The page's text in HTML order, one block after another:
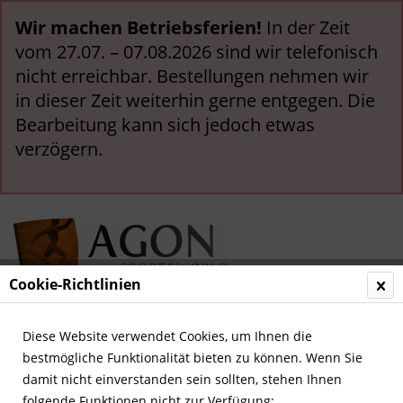
Wir machen Betriebsferien! In der Zeit
vom 27.07. – 07.08.2026 sind wir telefonisch
nicht erreichbar. Bestellungen nehmen wir
in dieser Zeit weiterhin gerne entgegen. Die
Bearbeitung kann sich jedoch etwas
verzögern.
Menü
Olympia 1896-1932
Cookie-Richtlinien
Diese Website verwendet Cookies, um Ihnen die
bestmögliche Funktionalität bieten zu können. Wenn Sie
damit nicht einverstanden sein sollten, stehen Ihnen